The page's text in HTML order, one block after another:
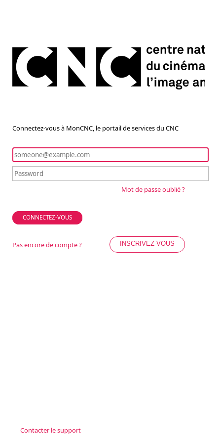
Connectez-vous à MonCNC, le portail de services du CNC
Mot de passe oublié ?
CONNECTEZ-VOUS
Pas encore de compte ? INSCRIVEZ-VOUS
Contacter le support